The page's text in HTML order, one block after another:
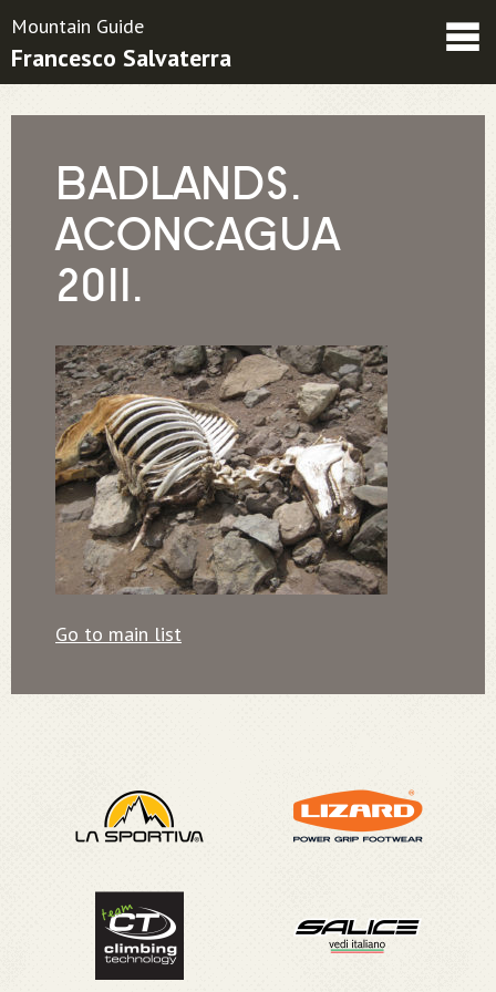
Friends
Mountain Guide
Francesco Salvaterra
BADLANDS.
ACONCAGUA
2011.
Go to main list